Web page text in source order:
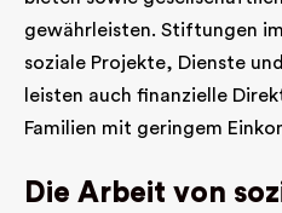
gewährleisten. Stiftungen
soziale Projekte, Dienste
leisten auch finanzielle
Familien mit geringem
Die Arbeit von